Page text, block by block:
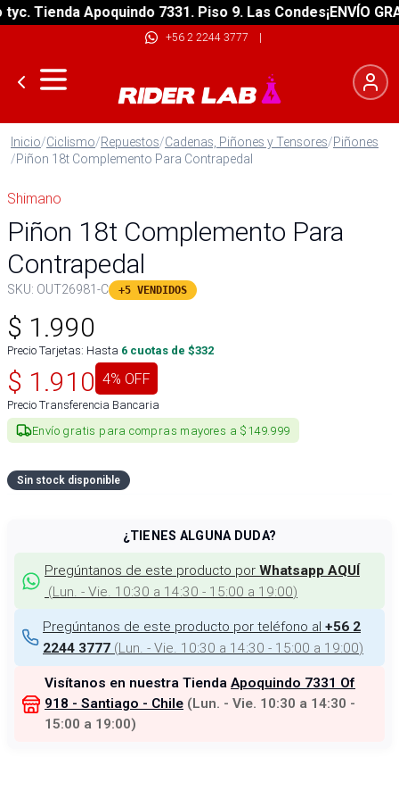
Tienda Apoquindo 7331. Piso 9. Las Condes¡ENVÍO
+56 2 2244 3777 |
Inicio/Ciclismo/Repuestos/Cadenas, Piñones y Tensores/Piñones
/Piñon 18t Complemento Para Contrapedal
Shimano
Piñon 18t Complemento Para
Contrapedal
SKU: OUT26981-C +5 VENDIDOS
$ 1.990
Precio Tarjetas: Hasta 6 cuotas de $332
$ 1.910 4% OFF
Precio Transferencia Bancaria
Envío gratis para compras mayores a $149.999
Sin stock disponible
¿TIENES ALGUNA DUDA?
Pregúntanos de este producto por Whatsapp AQUÍ
(Lun. - Vie. 10:30 a 14:30 - 15:00 a 19:00)
Pregúntanos de este producto por teléfono al +56 2
2244 3777 (Lun. - Vie. 10:30 a 14:30 - 15:00 a 19:00)
Visítanos en nuestra Tienda Apoquindo 7331 Of
918 - Santiago - Chile (Lun. - Vie. 10:30 a 14:30 -
15:00 a 19:00)